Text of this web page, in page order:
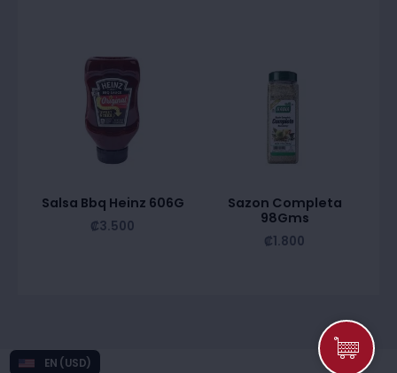
Salsa Bbq Heinz 606G
₡3.500
Sazon Completa
98Gms
₡1.800
EN (USD)